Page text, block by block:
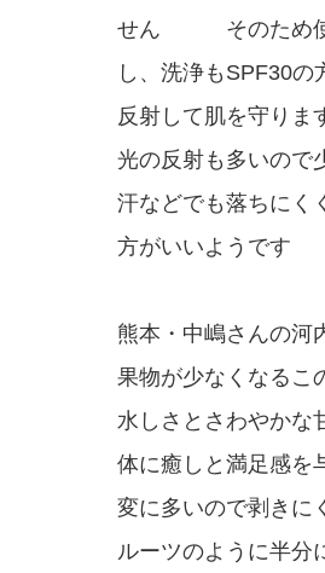
せん そのため使
し、洗浄もSPF30の
反射して肌を守り
光の反射も多いので
汗などでも落ちにく
方がいいようです
熊本・中嶋さんの河
果物が少なくなる
水しさとさわやかな
体に癒しと満足感
変に多いので剥きに
ルーツのように半分